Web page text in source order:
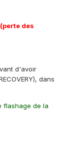
des
d'avoir
dans
flashage de la